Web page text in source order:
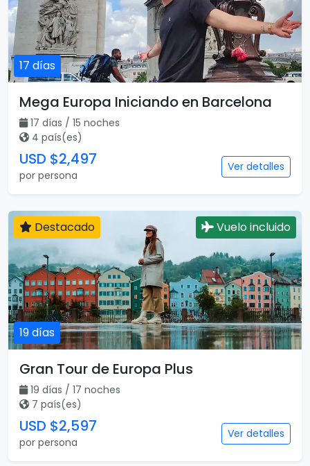
17 días
Mega Europa Iniciando en Barcelona
17 días / 15 noches
4 país(es)
USD $2,497
por persona
Ver detalles
19 días
Destacado Vuelo incluido
Gran Tour de Europa Plus
19 días / 17 noches
7 país(es)
USD $2,597
por persona
Ver detalles